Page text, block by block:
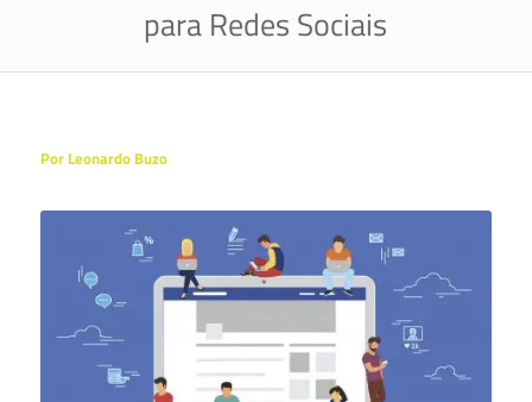
para Redes Sociais
Por Leonardo Buzo